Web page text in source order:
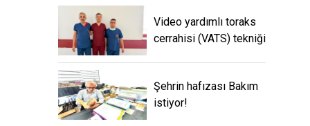
Video yardımlı toraks
cerrahisi (VATS) tekniği
Şehrin hafızası Bakım
istiyor!